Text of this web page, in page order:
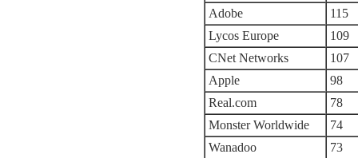
Adobe
115
Lycos Europe
109
СNet Networks
107
Apple
98
Real.com
78
Monster Worldwide
74
Wanadoo
73